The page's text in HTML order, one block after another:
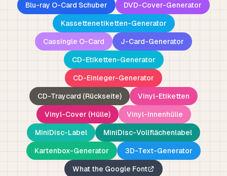
Blu-ray O-Card Schuber
DVD-Cover-Generator
Kassettenetiketten-Generator
Cassingle O-Card
J-Card-Generator
CD-Etiketten-Generator
CD-Einleger-Generator
CD-Traycard (Rückseite)
Vinyl-Etiketten
Vinyl-Cover (Hülle)
Vinyl-Innenhülle
MiniDisc-Label
MiniDisc-Vollflächenlabel
Kartenbox-Generator
3D-Text-Generator
What the Google Font